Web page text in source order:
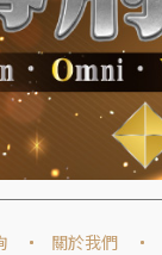
關於我們